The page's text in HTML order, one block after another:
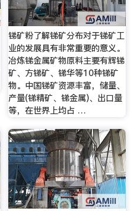
锑矿粉了解锑矿分布对于锑矿工
业的发展具有非常重要的意义。
冶炼锑金属矿物原料主要有辉锑
矿、方锑矿、锑华等10种锑矿
物。中国锑矿资源丰富，储量、
产量(锑精矿、锑金属)、出口量
等，在世界上均占 …